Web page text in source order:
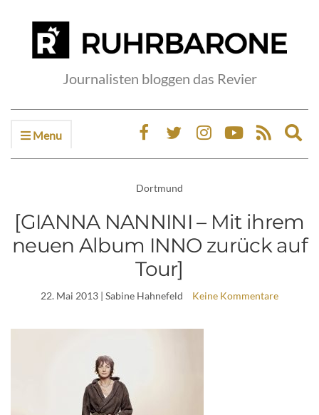
Journalisten bloggen das Revier
Menu
Dortmund
[GIANNA NANNINI – Mit ihrem
neuen Album INNO zurück auf
Tour]
22. Mai 2013 | Sabine Hahnefeld Keine Kommentare